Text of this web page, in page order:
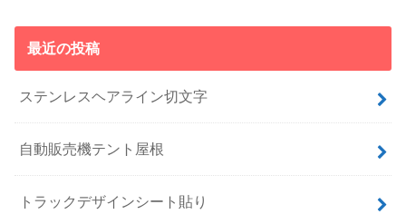
最近の投稿
ステンレスヘアライン切文字
自動販売機テント屋根
トラックデザインシート貼り